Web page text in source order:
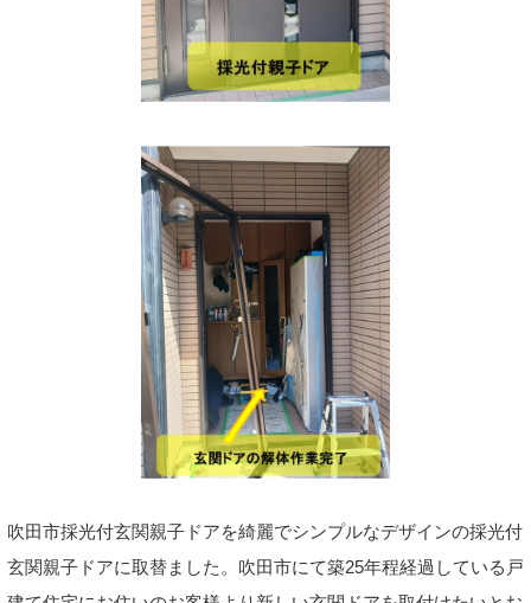
吹田市採光付玄関親子ドアを綺麗でシンプルなデザインの採光付
玄関親子ドアに取替ました。吹田市にて築25年程経過している戸